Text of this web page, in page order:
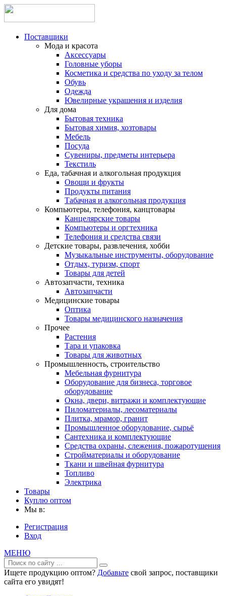
Поставщики
Мода и красота
Аксессуары
Головные уборы
Косметика и средства по уходу за телом
Обувь
Одежда
Ювелирные украшения и изделия
Для дома
Бытовая техника
Бытовая химия, хозтовары
Мебель
Посуда
Сувениры, предметы интерьера
Текстиль
Еда, табачная и алкогольная продукция
Овощи и фрукты
Продукты питания
Табачная и алкогольная продукция
Компьютеры, телефония, канцтовары
Канцелярские товары
Компьютеры и оргтехника
Телефония и средства связи
Детские товары, развлечения, хобби
Музыкальные инструменты, оборудование
Отдых, туризм, спорт
Товары для детей
Автозапчасти, техника
Автозапчасти
Медицинские товары
Оптика
Товары медицинского назначения
Прочее
Растения
Тара и упаковка
Товары для животных
Промышленность, строительство
Мебельная фурнитура
Оборудование для бизнеса, торговое
оборудование
Окна, двери, витражи и комплектующие
Пиломатериалы, лесоматериалы
Плитка, мрамор, гранит
Промышленное оборудование, сырьё
Сантехника и комплектующие
Средства охраны, слежения, пожаротушения
Стройматериалы и оборудование
Ткани и швейная фурнитура
Топливо
Электрика
Товары
Куплю оптом
Мы в:
Регистрация
Вход
МЕНЮ
Ищете продукцию оптом? Добавьте свой запрос, поставщики
сайта его увидят!